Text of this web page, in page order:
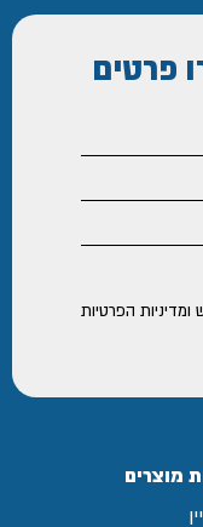
פרטים
ומדיניות הפרטיות
מוצרים